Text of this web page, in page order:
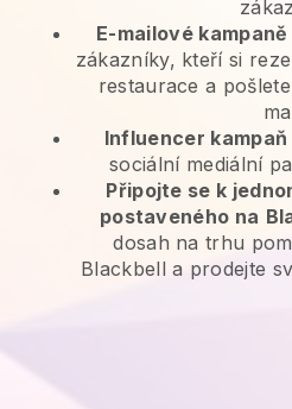
E-mailové kampaně
zákazníky, kteří si
restaurace a
Influencer kampaň
sociální mediální
Připojte se k
postaveného na
dosah na trhu
Blackbell a prodejte